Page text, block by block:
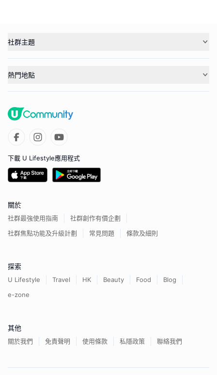
社群主題
熱門地點
下載 U Lifestyle應用程式
關於
社群最強使用指南
社群創作有價企劃
社群焦點功能及升級計劃
常見問題 條款及細則
探索
U Lifestyle Travel HK Beauty Food
Blog
e-zone
其他
關於我們 免責聲明 使用條款 私隱政策 聯絡我們